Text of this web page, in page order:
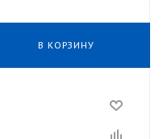
В КОРЗИНУ